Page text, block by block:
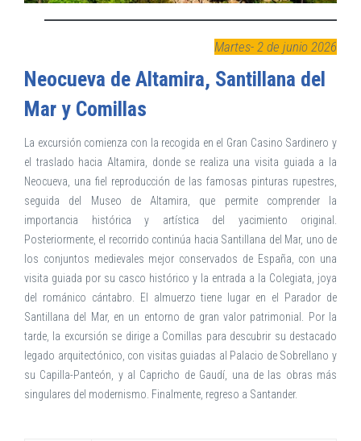
Martes- 2 de junio 2026
Neocueva de Altamira, Santillana del
Mar y Comillas
La excursión comienza con la recogida en el Gran Casino Sardinero y
el traslado hacia Altamira, donde se realiza una visita guiada a la
Neocueva, una fiel reproducción de las famosas pinturas rupestres,
seguida del Museo de Altamira, que permite comprender la
importancia histórica y artística del yacimiento original.
Posteriormente, el recorrido continúa hacia Santillana del Mar, uno de
los conjuntos medievales mejor conservados de España, con una
visita guiada por su casco histórico y la entrada a la Colegiata, joya
del románico cántabro. El almuerzo tiene lugar en el Parador de
Santillana del Mar, en un entorno de gran valor patrimonial. Por la
tarde, la excursión se dirige a Comillas para descubrir su destacado
legado arquitectónico, con visitas guiadas al Palacio de Sobrellano y
su Capilla-Panteón, y al Capricho de Gaudí, una de las obras más
singulares del modernismo. Finalmente, regreso a Santander.